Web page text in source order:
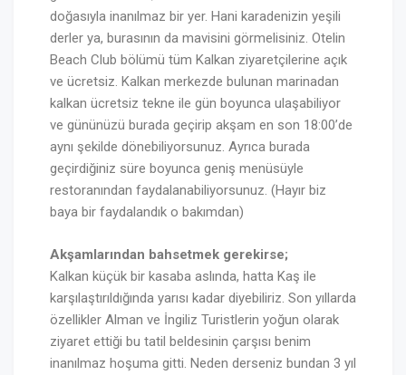
doğasıyla inanılmaz bir yer. Hani karadenizin yeşili
derler ya, burasının da mavisini görmelisiniz. Otelin
Beach Club bölümü tüm Kalkan ziyaretçilerine açık
ve ücretsiz. Kalkan merkezde bulunan marinadan
kalkan ücretsiz tekne ile gün boyunca ulaşabiliyor
ve gününüzü burada geçirip akşam en son 18:00’de
aynı şekilde dönebiliyorsunuz. Ayrıca burada
geçirdiğiniz süre boyunca geniş menüsüyle
restoranından faydalanabiliyorsunuz. (Hayır biz
baya bir faydalandık o bakımdan)
Akşamlarından bahsetmek gerekirse;
Kalkan küçük bir kasaba aslında, hatta Kaş ile
karşılaştırıldığında yarısı kadar diyebiliriz. Son yıllarda
özellikler Alman ve İngiliz Turistlerin yoğun olarak
ziyaret ettiği bu tatil beldesinin çarşısı benim
inanılmaz hoşuma gitti. Neden derseniz bundan 3 yıl